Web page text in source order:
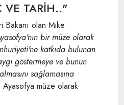
VE TARİH.."
Bakanı olan Mike
bir müze olarak
katkıda bulunan
göstermeye ve bunun
sağlamasına
müze olarak